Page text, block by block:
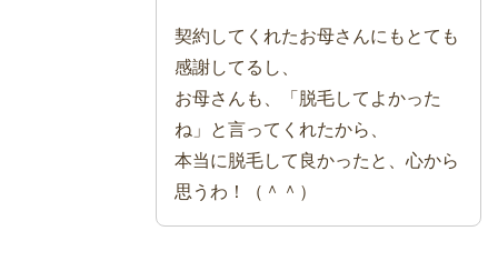
契約してくれたお母さんにもとても
感謝してるし、
お母さんも、「脱毛してよかった
ね」と言ってくれたから、
本当に脱毛して良かったと、心から
思うわ！（＾＾）